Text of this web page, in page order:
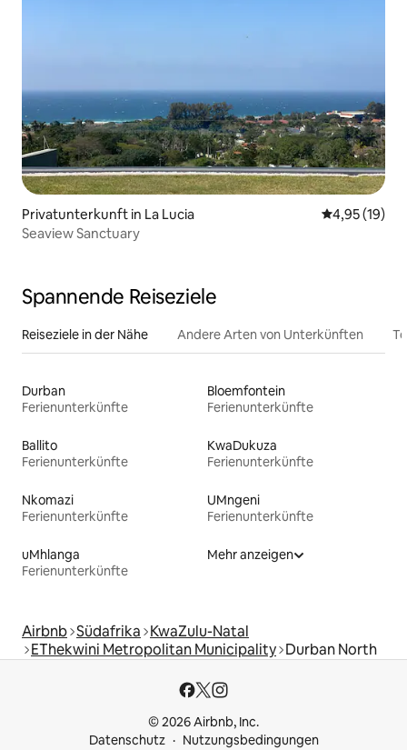
Privatunterkunft in La Lucia
4,95 (19)
Seaview Sanctuary
Spannende Reiseziele
Reiseziele in der Nähe Andere Arten von Unterkünften
Durban
Ferienunterkünfte
Bloemfontein
Ferienunterkünfte
Ballito
Ferienunterkünfte
KwaDukuza
Ferienunterkünfte
Nkomazi
Ferienunterkünfte
UMngeni
Ferienunterkünfte
uMhlanga
Ferienunterkünfte
Mehr anzeigen
Airbnb Südafrika KwaZulu-Natal
EThekwini Metropolitan Municipality Durban North
© 2026 Airbnb, Inc.
Datenschutz
Nutzungsbedingungen